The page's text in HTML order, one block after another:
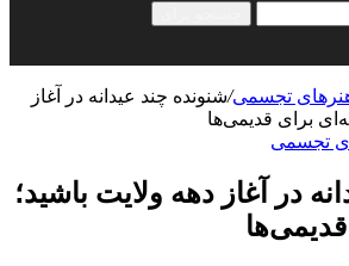
تجسمی/شنونده چند عیدانه در آغاز
برای قدیمی‌ها
تجسمی
در آغاز دهه ولایت باشید؛
قدیمی‌ها